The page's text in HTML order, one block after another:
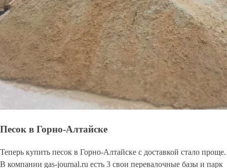
Песок в Горно-Алтайске
Теперь купить песок в Горно-Алтайске с доставкой стало проще.
В компании gas-journal.ru есть 3 свои перевалочные базы и парк